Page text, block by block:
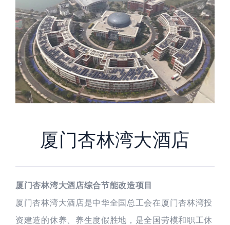
厦门杏林湾大酒店
厦门杏林湾大酒店综合节能改造项目
厦门杏林湾大酒店是中华全国总工会在厦门杏林湾投
资建造的休养、养生度假胜地，是全国劳模和职工休